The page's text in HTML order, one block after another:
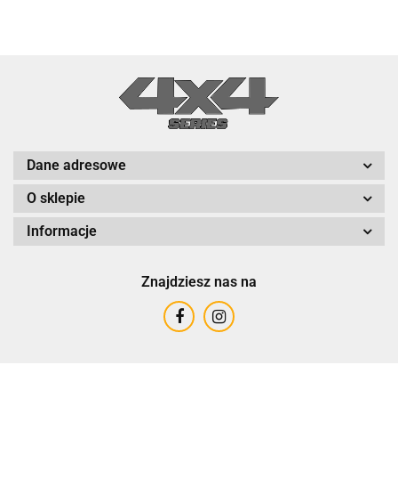
Dane adresowe
O sklepie
Informacje
Znajdziesz nas na